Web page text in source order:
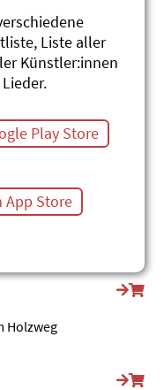
Holzweg
Liste aller
Künstler:innen
Play Store
Store